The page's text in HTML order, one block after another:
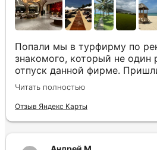
Попали мы в турфирму по
знакомого, который не один
отпуск данной фирме.
«хочу то, не знаю что», было
направлений, но куда точно
представления не имели.
Читать полностью
Отзыв Яндекс Карты